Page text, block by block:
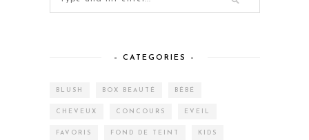
– CATEGORIES –
BLUSH BOX BEAUTÉ BÉBÉ
CHEVEUX CONCOURS EVEIL
FAVORIS FOND DE TEINT KIDS